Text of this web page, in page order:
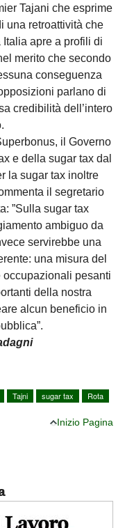
Tajani che esprime
una retroattività che
apre a profili di
merito che secondo
conseguenza
parlano di
credibilità dell’intero
il Governo
e della sugar tax dal
la sugar tax inoltre
il segretario
”Sulla sugar tax
ambiguo da
servirebbe una
una misura del
occupazionali pesanti
della nostra
alcun beneficio in
Tajni sugar tax Rota
Inizio Pagina